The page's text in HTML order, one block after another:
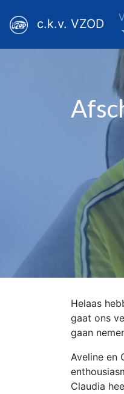
c.k.v. VZOD
Helaas
gaat ons
gaan
Aveline en
Claudia